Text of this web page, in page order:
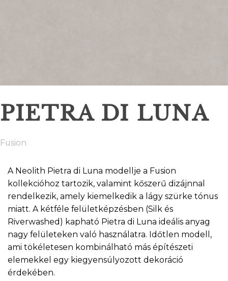
PIETRA DI LUNA
Fusion
A Neolith Pietra di Luna modellje a Fusion
kollekcióhoz tartozik, valamint kőszerű dizájnnal
rendelkezik, amely kiemelkedik a lágy szürke tónus
miatt. A kétféle felületképzésben (Silk és
Riverwashed) kapható Pietra di Luna ideális anyag
nagy felületeken való használatra. Időtlen modell,
ami tökéletesen kombinálható más építészeti
elemekkel egy kiegyensúlyozott dekoráció
érdekében.